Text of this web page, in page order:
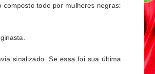
todo por mulheres negras:
sinalizado. Se essa foi sua última